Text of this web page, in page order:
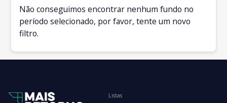
Não conseguimos encontrar nenhum fundo no
período selecionado, por favor, tente um novo
filtro.
Listas